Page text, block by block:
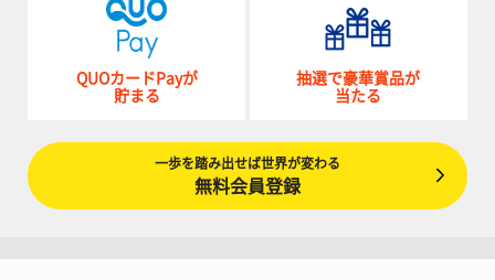
QUOカードPayが
貯まる
抽選で豪華賞品が
当たる
一歩を踏み出せば世界が変わる
無料会員登録